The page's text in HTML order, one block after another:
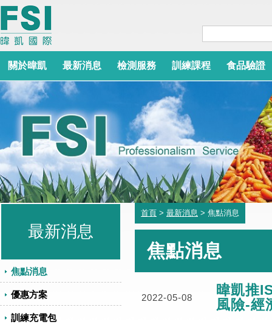
關於暐凱 最新消息 檢測服務 訓練課程 食品驗證
最新消息
焦點消息
優惠方案
訓練充電包
首頁 > 最新消息 > 焦點消息
焦點消息
2022-05-08
暐凱推
風險-經